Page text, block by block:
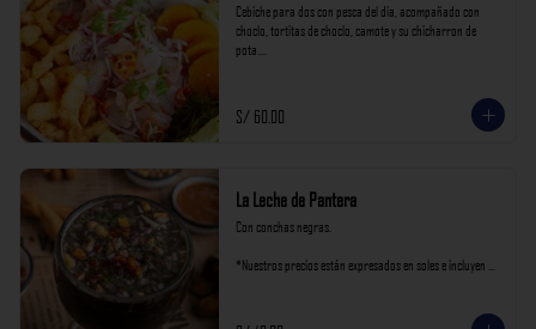
Cebiche para dos con pesca del dia, acompañado con
choclo, tortitas de choclo, camote y su chicharron de
pota.
impuestos de ley y recargo al consumo.
S/ 60.00
La Leche de Pantera
Con conchas negras.
*Nuestros precios están expresados en soles e incluyen